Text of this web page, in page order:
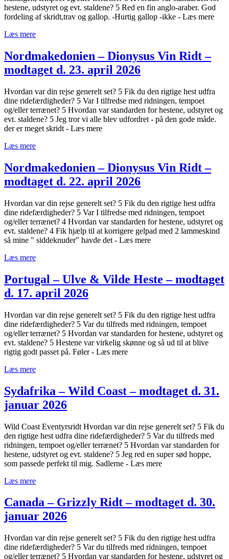
hestene, udstyret og evt. staldene? 5 Red en fin anglo-araber. God
fordeling af skridt,trav og gallop. -Hurtig gallop -ikke - Læs mere
Læs mere
Nordmakedonien – Dionysus Vin Ridt –
modtaget d. 23. april 2026
Hvordan var din rejse generelt set? 5 Fik du den rigtige hest udfra
dine ridefærdigheder? 5 Var I tilfredse med ridningen, tempoet
og/eller terrænet? 5 Hvordan var standarden for hestene, udstyret og
evt. staldene? 5 Jeg tror vi alle blev udfordret - på den gode måde.
der er meget skridt - Læs mere
Læs mere
Nordmakedonien – Dionysus Vin Ridt –
modtaget d. 22. april 2026
Hvordan var din rejse generelt set? 5 Fik du den rigtige hest udfra
dine ridefærdigheder? 5 Var I tilfredse med ridningen, tempoet
og/eller terrænet? 4 Hvordan var standarden for hestene, udstyret og
evt. staldene? 4 Fik hjælp til at korrigere gelpad med 2 lammeskind
så mine " siddeknuder" havde det - Læs mere
Læs mere
Portugal – Ulve & Vilde Heste – modtaget
d. 17. april 2026
Hvordan var din rejse generelt set? 5 Fik du den rigtige hest udfra
dine ridefærdigheder? 5 Var du tilfreds med ridningen, tempoet
og/eller terrænet? 5 Hvordan var standarden for hestene, udstyret og
evt. staldene? 5 Hestene var virkelig skønne og så ud til at blive
rigtig godt passet på. Føler - Læs mere
Læs mere
Sydafrika – Wild Coast – modtaget d. 31.
januar 2026
Wild Coast Eventyrsridt Hvordan var din rejse generelt set? 5 Fik du
den rigtige hest udfra dine ridefærdigheder? 5 Var du tilfreds med
ridningen, tempoet og/eller terrænet? 5 Hvordan var standarden for
hestene, udstyret og evt. staldene? 5 Jeg red en super sød hoppe,
som passede perfekt til mig. Sadlerne - Læs mere
Læs mere
Canada – Grizzly Ridt – modtaget d. 30.
januar 2026
Hvordan var din rejse generelt set? 5 Fik du den rigtige hest udfra
dine ridefærdigheder? 5 Var du tilfreds med ridningen, tempoet
og/eller terrænet? 5 Hvordan var standarden for hestene, udstyret og